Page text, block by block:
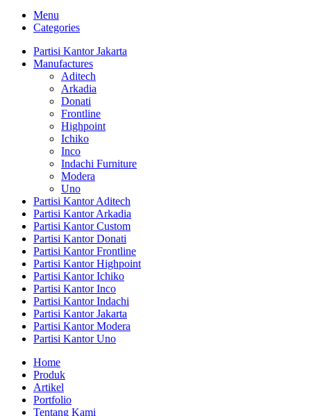
Menu
Categories
Partisi Kantor Jakarta
Manufactures
Aditech
Arkadia
Donati
Frontline
Highpoint
Ichiko
Inco
Indachi Furniture
Modera
Uno
Partisi Kantor Aditech
Partisi Kantor Arkadia
Partisi Kantor Custom
Partisi Kantor Donati
Partisi Kantor Frontline
Partisi Kantor Highpoint
Partisi Kantor Ichiko
Partisi Kantor Inco
Partisi Kantor Indachi
Partisi Kantor Jakarta
Partisi Kantor Modera
Partisi Kantor Uno
Home
Produk
Artikel
Portfolio
Tentang Kami